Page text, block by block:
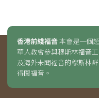
香港前綫福音本會是一個
華人教會參與穆斯林福音
及海外未聞福音的穆斯林
得聞福音。